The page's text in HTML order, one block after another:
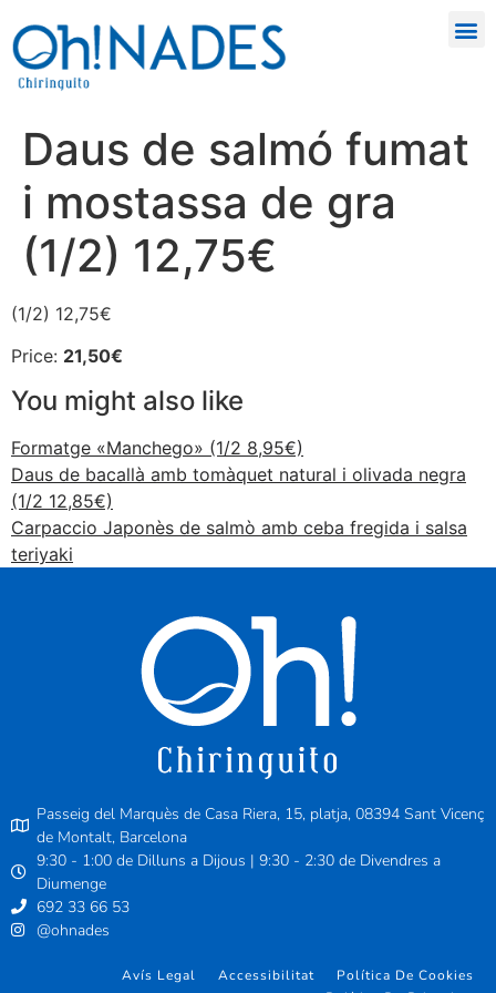
Daus de salmó fumat
i mostassa de gra
(1/2) 12,75€
(1/2) 12,75€
Price: 21,50€
You might also like
Formatge «Manchego» (1/2 8,95€)
Daus de bacallà amb tomàquet natural i olivada negra
(1/2 12,85€)
Carpaccio Japonès de salmò amb ceba fregida i salsa
teriyaki
Passeig del Marquès de Casa Riera, 15, platja, 08394 Sant Vicenç
de Montalt, Barcelona
9:30 - 1:00 de Dilluns a Dijous | 9:30 - 2:30 de Divendres a
Diumenge
692 33 66 53
@ohnades
Avís Legal Accessibilitat
Política De Cookies